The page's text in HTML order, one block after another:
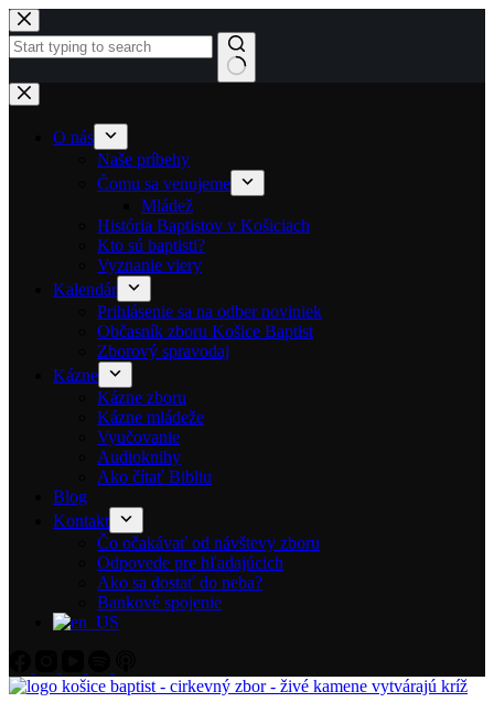
Skip to content
No results
O nás
Naše príbehy
Čomu sa venujeme
Mládež
História Baptistov v Košiciach
Kto sú baptisti?
Vyznanie viery
Kalendár
Prihlásenie sa na odber noviniek
Občasník zboru Košice Baptist
Zborový spravodaj
Kázne
Kázne zboru
Kázne mládeže
Vyučovanie
Audioknihy
Ako čítať Bibliu
Blog
Kontakt
Čo očakávať od návštevy zboru
Odpovede pre hľadajúcich
Ako sa dostať do neba?
Bankové spojenie